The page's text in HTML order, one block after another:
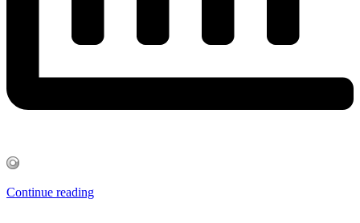
Continue reading